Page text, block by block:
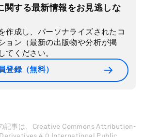
関する最新情報をお見逃しな
作成し、パーソナライズされたコ
ョン（最新の出版物や分析が掲
てください。
登録（無料）
記事は、Creative Commons Attribution-
4.0 International Public